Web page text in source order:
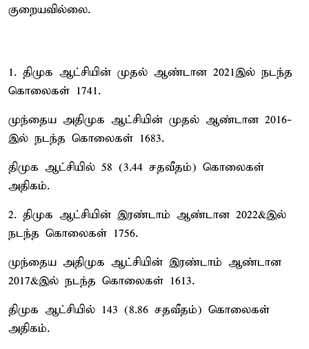
குறையவில்லை.
1. திமுக ஆட்சியின் முதல் ஆண்டான 2021இல் நடந்த
கொலைகள் 1741.
முந்தைய அதிமுக ஆட்சியின் முதல் ஆண்டான 2016-
இல் நடந்த கொலைகள் 1683.
திமுக ஆட்சியில் 58 (3.44 சதவீதம்) கொலைகள்
அதிகம்.
2. திமுக ஆட்சியின் இரண்டாம் ஆண்டான 2022&இல்
நடந்த கொலைகள் 1756.
முந்தைய அதிமுக ஆட்சியின் இரண்டாம் ஆண்டான
2017&இல் நடந்த கொலைகள் 1613.
திமுக ஆட்சியில் 143 (8.86 சதவீதம்) கொலைகள்
அதிகம்.